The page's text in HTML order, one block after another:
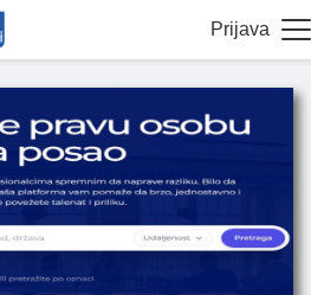
Prijava